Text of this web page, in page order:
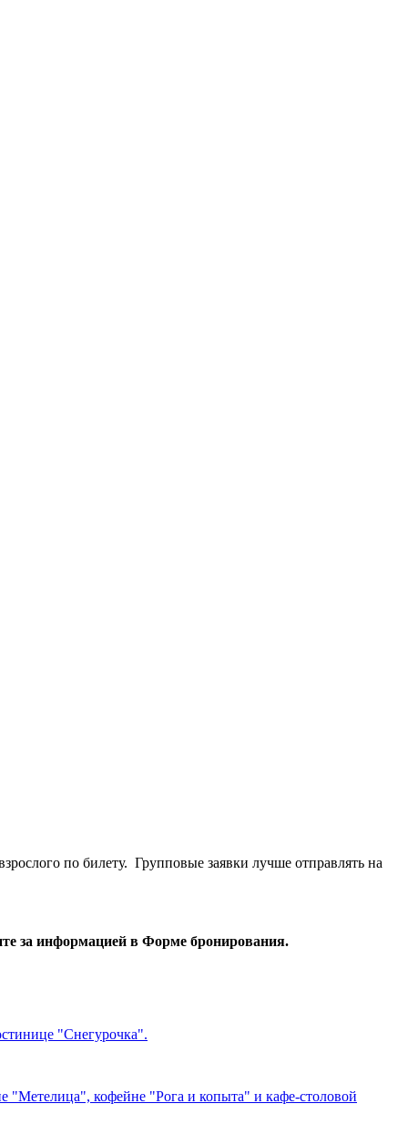
по билету. Групповые заявки лучше отправлять на
за информацией в Форме бронирования.
"Снегурочка".
"Метелица", кофейне "Рога и копыта" и кафе-столовой